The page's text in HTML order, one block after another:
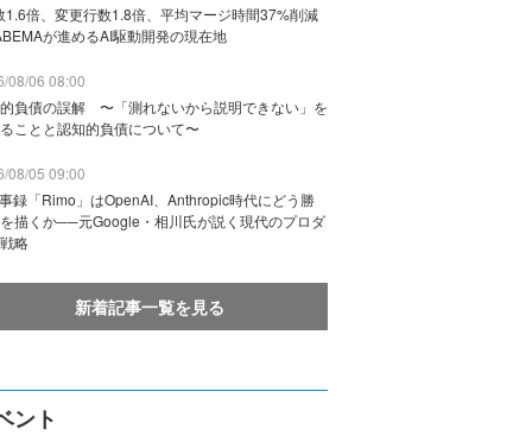
1.6倍、変更行数1.8倍、平均マージ時間37%削減
が進めるAI駆動開発の現在地
08/06 08:00
負債の誤解 〜「測れないから説明できない」を
ことと認知的負債について〜
08/05 09:00
録「Rimo」はOpenAI、Anthropic時代にどう勝
描くか──元Google・相川氏が説く現代のプロダ
略
新着記事一覧を見る
ント